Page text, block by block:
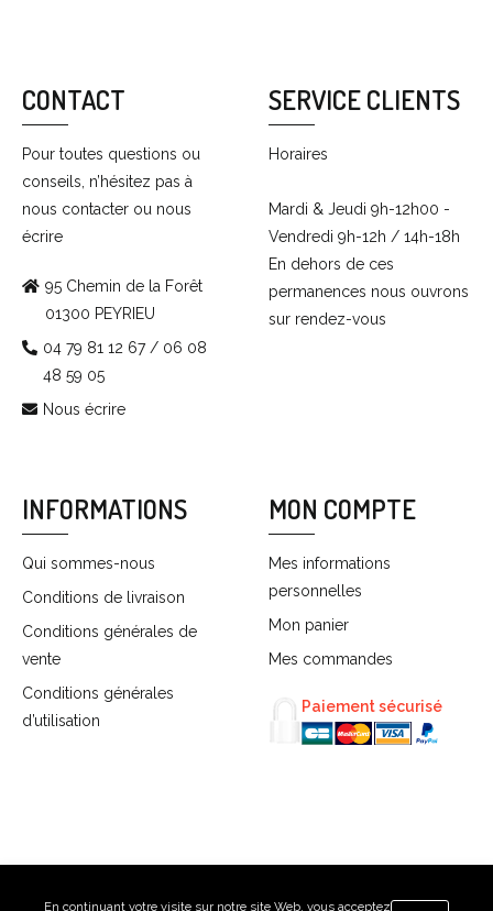
CONTACT
Pour toutes questions ou
conseils, n’hésitez pas à
nous contacter ou nous
écrire
95 Chemin de la Forêt
01300 PEYRIEU
04 79 81 12 67 / 06 08
48 59 05
Nous écrire
SERVICE CLIENTS
Horaires
Mardi & Jeudi 9h-12h00 -
Vendredi 9h-12h / 14h-18h
En dehors de ces
permanences nous ouvrons
sur rendez-vous
INFORMATIONS
Qui sommes-nous
Conditions de livraison
Conditions générales de
vente
Conditions générales
d’utilisation
MON COMPTE
Mes informations
personnelles
Mon panier
Mes commandes
Paiement sécurisé
En continuant votre visite sur notre site Web, vous acceptez